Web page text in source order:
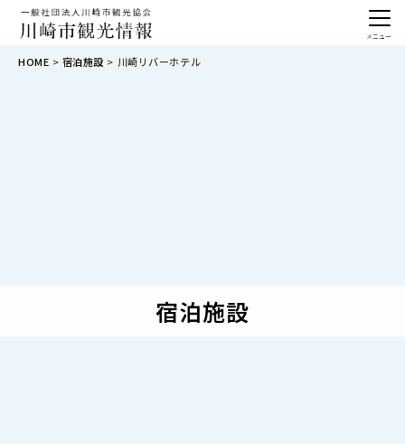
HOME 宿泊施設 川崎リバーホテル
宿泊施設
メニュー